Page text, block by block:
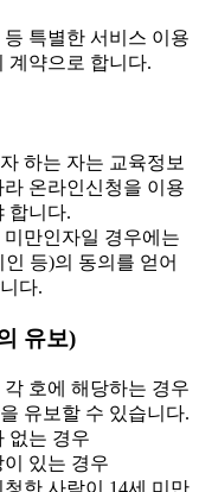
특별한 서비스 이용
계약으로 합니다.
하는 자는 교육정보
온라인신청을 이용
합니다.
만인자일 경우에는
등)의 동의를 얻어
다.
유보)
호에 해당하는 경우
유보할 수 있습니다.
없는 경우
있는 경우
한 사람이 14세 미만